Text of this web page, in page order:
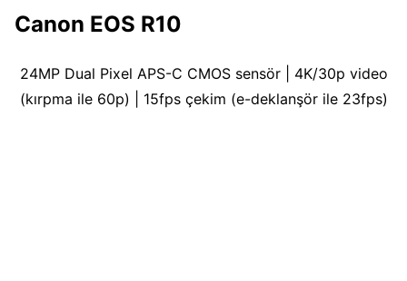
Canon EOS R10
24MP Dual Pixel APS-C CMOS sensör | 4K/30p video
(kırpma ile 60p) | 15fps çekim (e-deklanşör ile 23fps)